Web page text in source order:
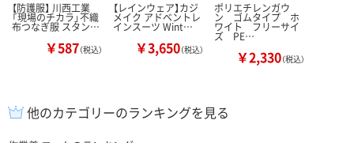
【防護服】 川西工業
「現場のチカラ」不織
布つなぎ服 スタン…
￥587（税込）
【レインウェア】カジ
メイク アドベントレ
インスーツ Wint…
￥3,650（税込）
ポリエチレンガウ
ン ゴムタイプ ホ
ワイト フリーサイ
ズ PE…
￥2,330（税込）
他のカテゴリーのランキングを見る